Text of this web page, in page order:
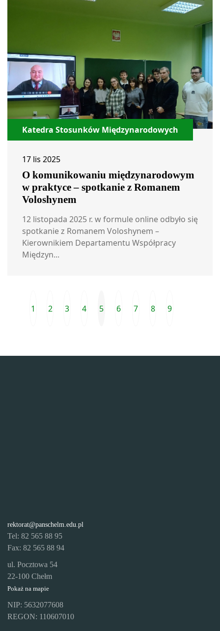
Katedra Stosunków Międzynarodowych
17 lis 2025
O komunikowaniu międzynarodowym
w praktyce – spotkanie z Romanem
Voloshynem
12 listopada 2025 r. w formule online odbyło się
spotkanie z Romanem Voloshynem –
Kierownikiem Departamentu Współpracy
Międzyn...
Poprzednia strona
1 2 3 4 5 6 7 8 9
rektorat@panschelm.edu.pl
Tel: 82 565 88 95
Fax: 82 565 88 94
ul. Pocztowa 54
22-100 Chełm
Pokaż na mapie
NIP: 5632077608
REGON: 110607010